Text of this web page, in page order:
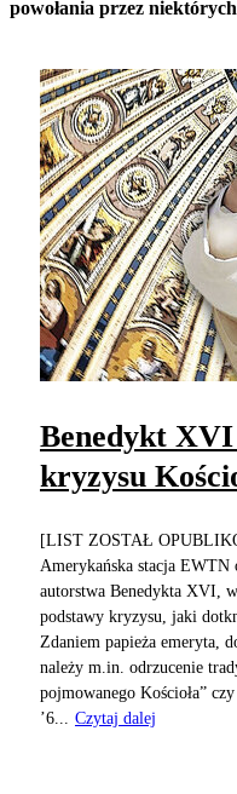
powołania przez
Benedykt
kryzysu
[LIST ZOSTAŁ
Amerykańska stacja EWTN
autorstwa Benedykta XVI,
podstawy kryzysu, jaki
Zdaniem papieża emeryta,
należy m.in. odrzucenie
pojmowanego Kościoła”
’6...
Czytaj dalej